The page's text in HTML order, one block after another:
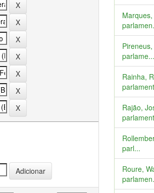
parlame...
Rainha,
Rajão,
parl...
Roure,